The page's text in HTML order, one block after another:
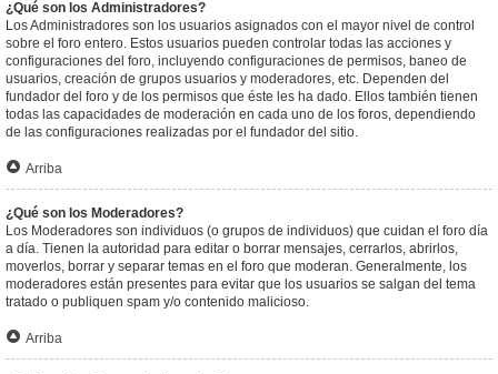
¿Qué son los Administradores?
Los Administradores son los usuarios asignados con el mayor nivel de control
sobre el foro entero. Estos usuarios pueden controlar todas las acciones y
configuraciones del foro, incluyendo configuraciones de permisos, baneo de
usuarios, creación de grupos usuarios y moderadores, etc. Dependen del
fundador del foro y de los permisos que éste les ha dado. Ellos también tienen
todas las capacidades de moderación en cada uno de los foros, dependiendo
de las configuraciones realizadas por el fundador del sitio.
Arriba
¿Qué son los Moderadores?
Los Moderadores son individuos (o grupos de individuos) que cuidan el foro día
a día. Tienen la autoridad para editar o borrar mensajes, cerrarlos, abrirlos,
moverlos, borrar y separar temas en el foro que moderan. Generalmente, los
moderadores están presentes para evitar que los usuarios se salgan del tema
tratado o publiquen spam y/o contenido malicioso.
Arriba